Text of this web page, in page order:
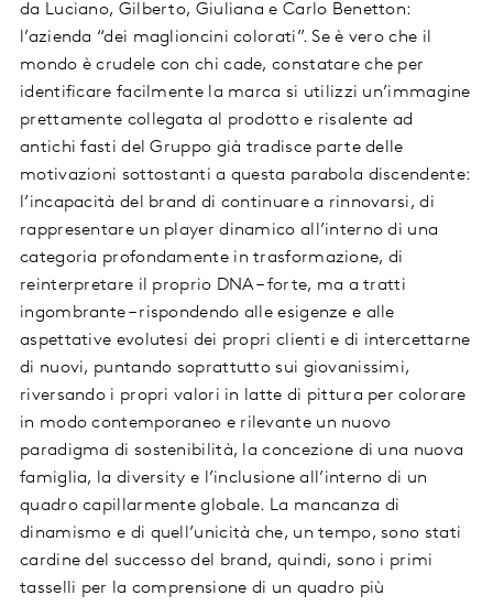
da Luciano, Gilberto, Giuliana e Carlo Benetton:
l’azienda “dei maglioncini colorati”. Se è vero che il
mondo è crudele con chi cade, constatare che per
identificare facilmente la marca si utilizzi un’immagine
prettamente collegata al prodotto e risalente ad
antichi fasti del Gruppo già tradisce parte delle
motivazioni sottostanti a questa parabola discendente:
l’incapacità del brand di continuare a rinnovarsi, di
rappresentare un player dinamico all’interno di una
categoria profondamente in trasformazione, di
reinterpretare il proprio DNA – forte, ma a tratti
ingombrante – rispondendo alle esigenze e alle
aspettative evolutesi dei propri clienti e di intercettarne
di nuovi, puntando soprattutto sui giovanissimi,
riversando i propri valori in latte di pittura per colorare
in modo contemporaneo e rilevante un nuovo
paradigma di sostenibilità, la concezione di una nuova
famiglia, la diversity e l’inclusione all’interno di un
quadro capillarmente globale. La mancanza di
dinamismo e di quell’unicità che, un tempo, sono stati
cardine del successo del brand, quindi, sono i primi
tasselli per la comprensione di un quadro più